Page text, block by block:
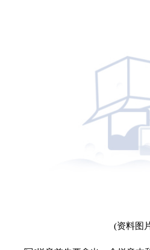
(资料图